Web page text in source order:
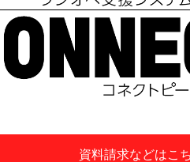
資料請求などはこ